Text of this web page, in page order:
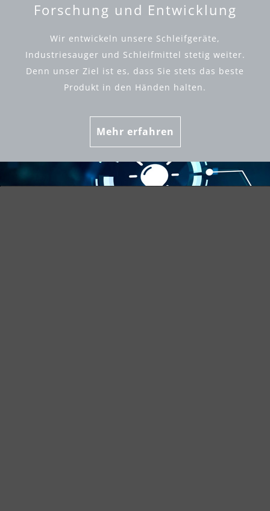
Forschung und Entwicklung
Wir entwickeln unsere Schleifgeräte,
Industriesauger und Schleifmittel stetig weiter.
Denn unser Ziel ist es, dass Sie stets das beste
Produkt in den Händen halten.
Mehr erfahren